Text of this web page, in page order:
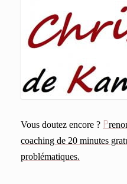
Vous doutez encore ? P
coaching de 20 minutes
problématiques.